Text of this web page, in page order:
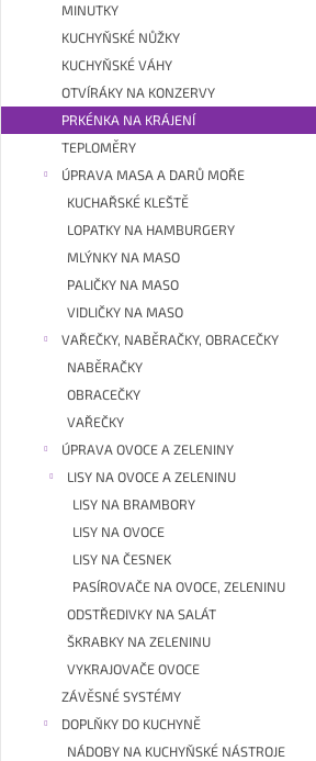
MINUTKY
KUCHYŇSKÉ NŮŽKY
KUCHYŇSKÉ VÁHY
OTVÍRÁKY NA KONZERVY
PRKÉNKA NA KRÁJENÍ
TEPLOMĚRY
ÚPRAVA MASA A DARŮ MOŘE
KUCHAŘSKÉ KLEŠTĚ
LOPATKY NA HAMBURGERY
MLÝNKY NA MASO
PALIČKY NA MASO
VIDLIČKY NA MASO
VAŘEČKY, NABĚRAČKY, OBRACEČKY
NABĚRAČKY
OBRACEČKY
VAŘEČKY
ÚPRAVA OVOCE A ZELENINY
LISY NA OVOCE A ZELENINU
LISY NA BRAMBORY
LISY NA OVOCE
LISY NA ČESNEK
PASÍROVAČE NA OVOCE, ZELENINU
ODSTŘEDIVKY NA SALÁT
ŠKRABKY NA ZELENINU
VYKRAJOVAČE OVOCE
ZÁVĚSNÉ SYSTÉMY
DOPLŇKY DO KUCHYNĚ
NÁDOBY NA KUCHYŇSKÉ NÁSTROJE